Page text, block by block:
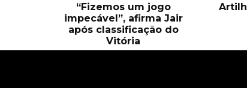
“Fizemos um jogo
impecável”, afirma Jair
após classificação do
Vitória